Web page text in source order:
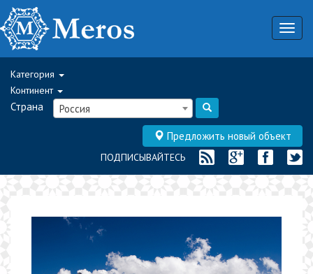
Категория
Континент
Страна Россия
Предложить новый объект
ПОДПИСЫВАЙТЕСЬ